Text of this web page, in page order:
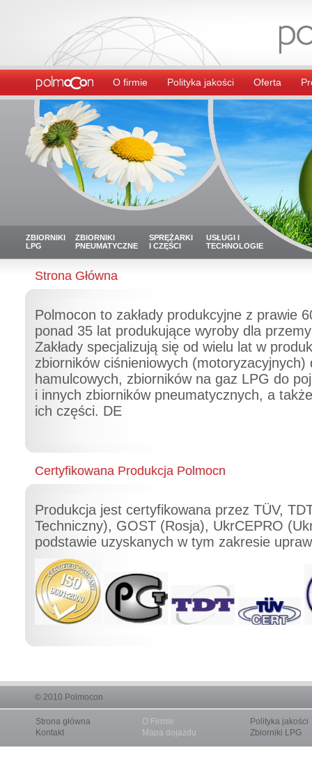
O firmie Polityka jakości Oferta
ZBIORNIKI
LPG
ZBIORNIKI
PNEUMATYCZNE
SPRĘŻARKI
I CZĘŚCI
USŁUGI I
TECHNOLOGIE
Strona Główna
Polmocon to zakłady produkcyjne z prawie
ponad 35 lat produkujące wyroby dla
Zakłady specjalizują się od wielu lat w
zbiorników ciśnieniowych (motoryzacyjnych)
hamulcowych, zbiorników na gaz LPG do
i innych zbiorników pneumatycznych, a
ich części. DE
Certyfikowana Produkcja Polmocn
Produkcja jest certyfikowana przez TÜV,
Techniczny), GOST (Rosja), UkrCEPRO
podstawie uzyskanych w tym zakresie
© 2010 Polmocon
Strona główna O Firmie
Polityka jakości
Kontakt
Mapa dojazdu Zbiorniki LPG